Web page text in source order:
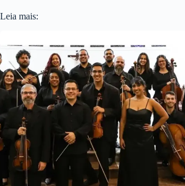
Leia mais: